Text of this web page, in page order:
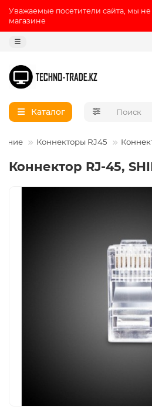
Уважаемые посетители сайта, мы
магазине
Каталог
Коннекторы RJ45
Коннектор RJ-45,